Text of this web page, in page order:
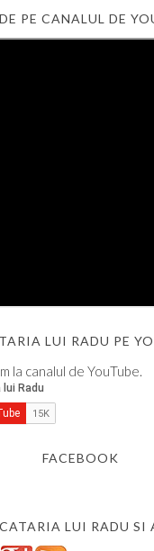
PE CANALUL DE
LUI RADU PE
la canalul de YouTube.
FACEBOOK
LUI RADU SI